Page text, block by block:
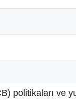
politikaları ve